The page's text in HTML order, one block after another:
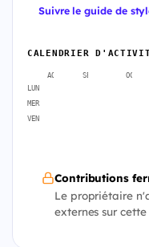
Suivre le guide de
CALENDRIER
AOÛT SEPT. OCT.
LUN
MER
VEN
Contributions
Le propriétaire
externes sur cette